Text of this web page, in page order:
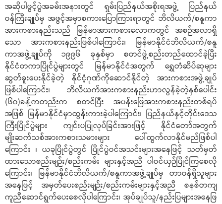
အဆိုပါဖွင့်ပွဲအခမ်းအနားတွင် ရှမ်းပြည်နယ်အစိုးရအဖွဲ့ ပြည်နယ်
ဝန်ကြီးချုပ်မှ အဖွင့်အမှာစကားပြောကြားရာတွင် ဘိလိယက်/စနူကာ
အားကစားနည်းသည် မြန်မာအားကစားလောကတွင် အစဉ်အလာရှိ
သော အားကစားနည်းဖြစ်ပါကြောင်း၊ မြန်မာနိုင်ငံဘိလိယက်/စနူ
ကာအဖွဲ့ချုပ်ကို ၁၉၉၆ ခုနှစ်မှာ စတင်ဖွဲ့စည်းတည်ထောင်ခဲ့ပြီး
နိုင်ငံတကာပြိုင်ပွဲများတွင် မြန်မာနိုင်ငံအတွက် ရွှေတံဆိပ်ဆုများ
ဆွတ်ခူးပေးနိုင်ခဲ့တဲ့ နိုင်ငံ့ဂုဏ်ကိုဆောင်နိုင်တဲ့ အားကစားအဖွဲ့ချုပ်
ဖြစ်ပါကြောင်း၊ ဘိလိယက်အားကစားနည်းဟာလွန်ခဲ့တဲ့နှစ်ပေါင်း
(၆၀)ခန့်ကတည်းက စတင်ပြီး အပန်းဖြေအားကစားနည်းတစ်ရပ်
အဖြစ် မြန်မာနိုင်ငံမှာထွန်းကားခဲ့ပါကြောင်း၊ ပြည်နယ်နှင့်တိုင်းဒေသ
ကြီးပြိုင်ပွဲများ ကျင်းပပြုလုပ်ခြင်းအားဖြင့် နိုင်ငံတော်အတွက်
မျိုးဆက်သစ်အားကစားသမားများ ပေါ်ထွက်လာနိုင်မည်ဖြစ်ပါ
ကြောင်း ၊ ယခုပြိုင်ပွဲတွင် ပြိုင်ပွဲဝင်အသင်းများအနေဖြင့် သတ်မှတ်
ထားသောစည်းမျဉ်း/စည်းကမ်း များနှင့်အညီ ပါဝင်ယှဉ်ပြိုင်ကြစေလို
ကြောင်း၊ မြန်မာနိုင်ငံဘိလိယက်/စနူကာအဖွဲ့ချုပ်မှ တာဝန်ရှိသူများ
အနေဖြင့် အမှတ်ပေးစည်းမျဉ်း/စည်းကမ်းများနှင့်အညီ စနစ်တကျ
ကူညီဆောင်ရွက်ပေးစေလိုပါကြောင်း၊ အုပ်ချုပ်သူ/နည်းပြများအနေဖြ